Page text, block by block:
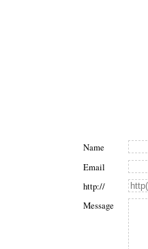
Name
Email
http://
Message